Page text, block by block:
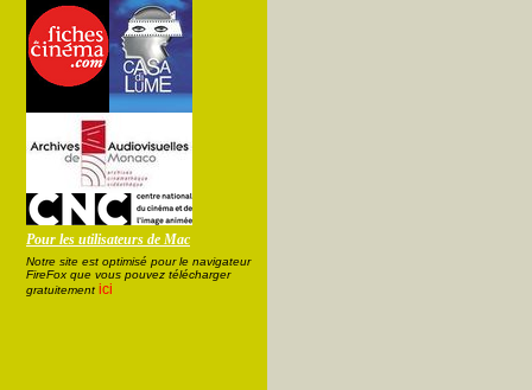
Pour les utilisateurs de Mac
Notre site est optimisé pour le navigateur
FireFox que vous pouvez télécharger
gratuitement ici